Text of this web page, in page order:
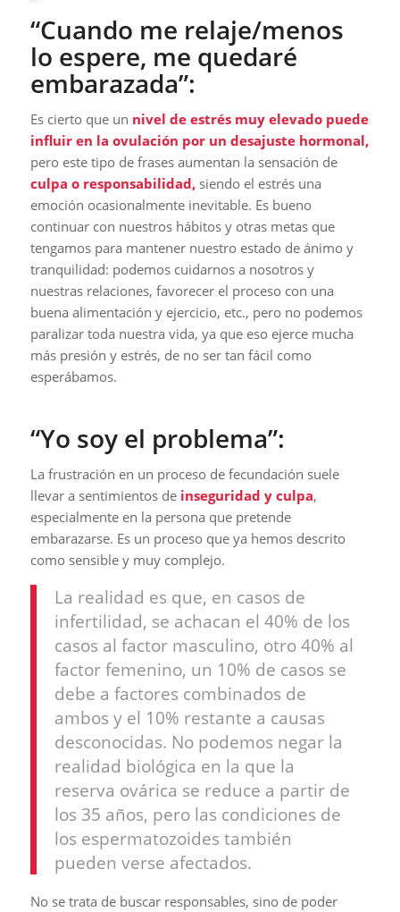
“Cuando me relaje/menos
lo espere, me quedaré
embarazada”:
Es cierto que un nivel de estrés muy elevado puede
influir en la ovulación por un desajuste hormonal,
pero este tipo de frases aumentan la sensación de
culpa o responsabilidad,siendo el estrés una
emoción ocasionalmente inevitable. Es bueno
continuar con nuestros hábitos y otras metas que
tengamos para mantener nuestro estado de ánimo y
tranquilidad: podemos cuidarnos a nosotros y
nuestras relaciones, favorecer el proceso con una
buena alimentación y ejercicio, etc., pero no podemos
paralizar toda nuestra vida, ya que eso ejerce mucha
más presión y estrés, de no ser tan fácil como
esperábamos.
“Yo soy el problema”:
La frustración en un proceso de fecundación suele
llevar a sentimientos de inseguridad y culpa,
especialmente en la persona que pretende
embarazarse. Es un proceso que ya hemos descrito
como sensible y muy complejo.
La realidad es que, en casos de
infertilidad, se achacan el 40% de los
casos al factor masculino, otro 40% al
factor femenino, un 10% de casos se
debe a factores combinados de
ambos y el 10% restante a causas
desconocidas. No podemos negar la
realidad biológica en la que la
reserva ovárica se reduce a partir de
los 35 años, pero las condiciones de
los espermatozoides también
pueden verse afectados.
No se trata de buscar responsables, sino de poder